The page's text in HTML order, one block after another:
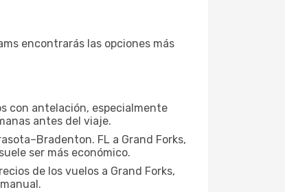
encontrarás las opciones más
con antelación, especialmente
antes del viaje.
FL a Grand Forks,
ser más económico.
de los vuelos a Grand Forks,